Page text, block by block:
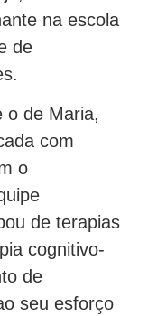
na escola
de
o de Maria,
com
o
de terapias
cognitivo-
de
seu esforço